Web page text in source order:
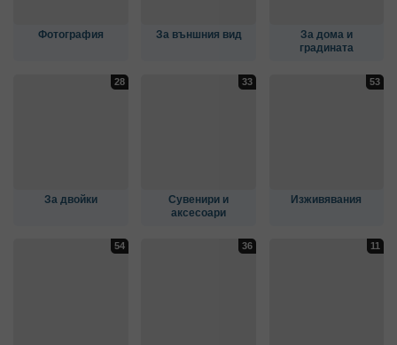
Фотография За външния вид
За дома и
градината
За двойки
Сувенири и
аксесоари
Изживявания